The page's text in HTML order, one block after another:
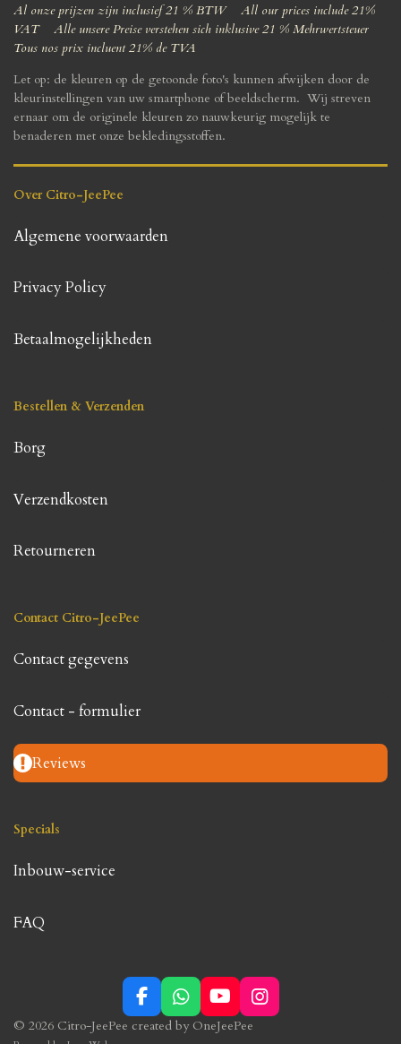
Al onze prijzen zijn inclusief 21 % BTW All our prices include 21%
VAT Alle unsere Preise verstehen sich inklusive 21 % Mehrwertsteuer
Tous nos prix incluent 21% de TVA
Let op: de kleuren op de getoonde foto's kunnen afwijken door de
kleurinstellingen van uw smartphone of beeldscherm. Wij streven
ernaar om de originele kleuren zo nauwkeurig mogelijk te
benaderen met onze bekledingsstoffen.
Over Citro-JeePee
Algemene voorwaarden
Privacy Policy
Betaalmogelijkheden
Bestellen & Verzenden
Borg
Verzendkosten
Retourneren
Contact Citro-JeePee
Contact gegevens
Contact - formulier
Reviews
Specials
Inbouw-service
FAQ
F
a
W
h
a
Y
o
I
n
© 2026 Citro-JeePee created by OneJeePee